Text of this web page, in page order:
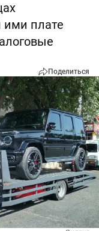
ими плате
Поделиться